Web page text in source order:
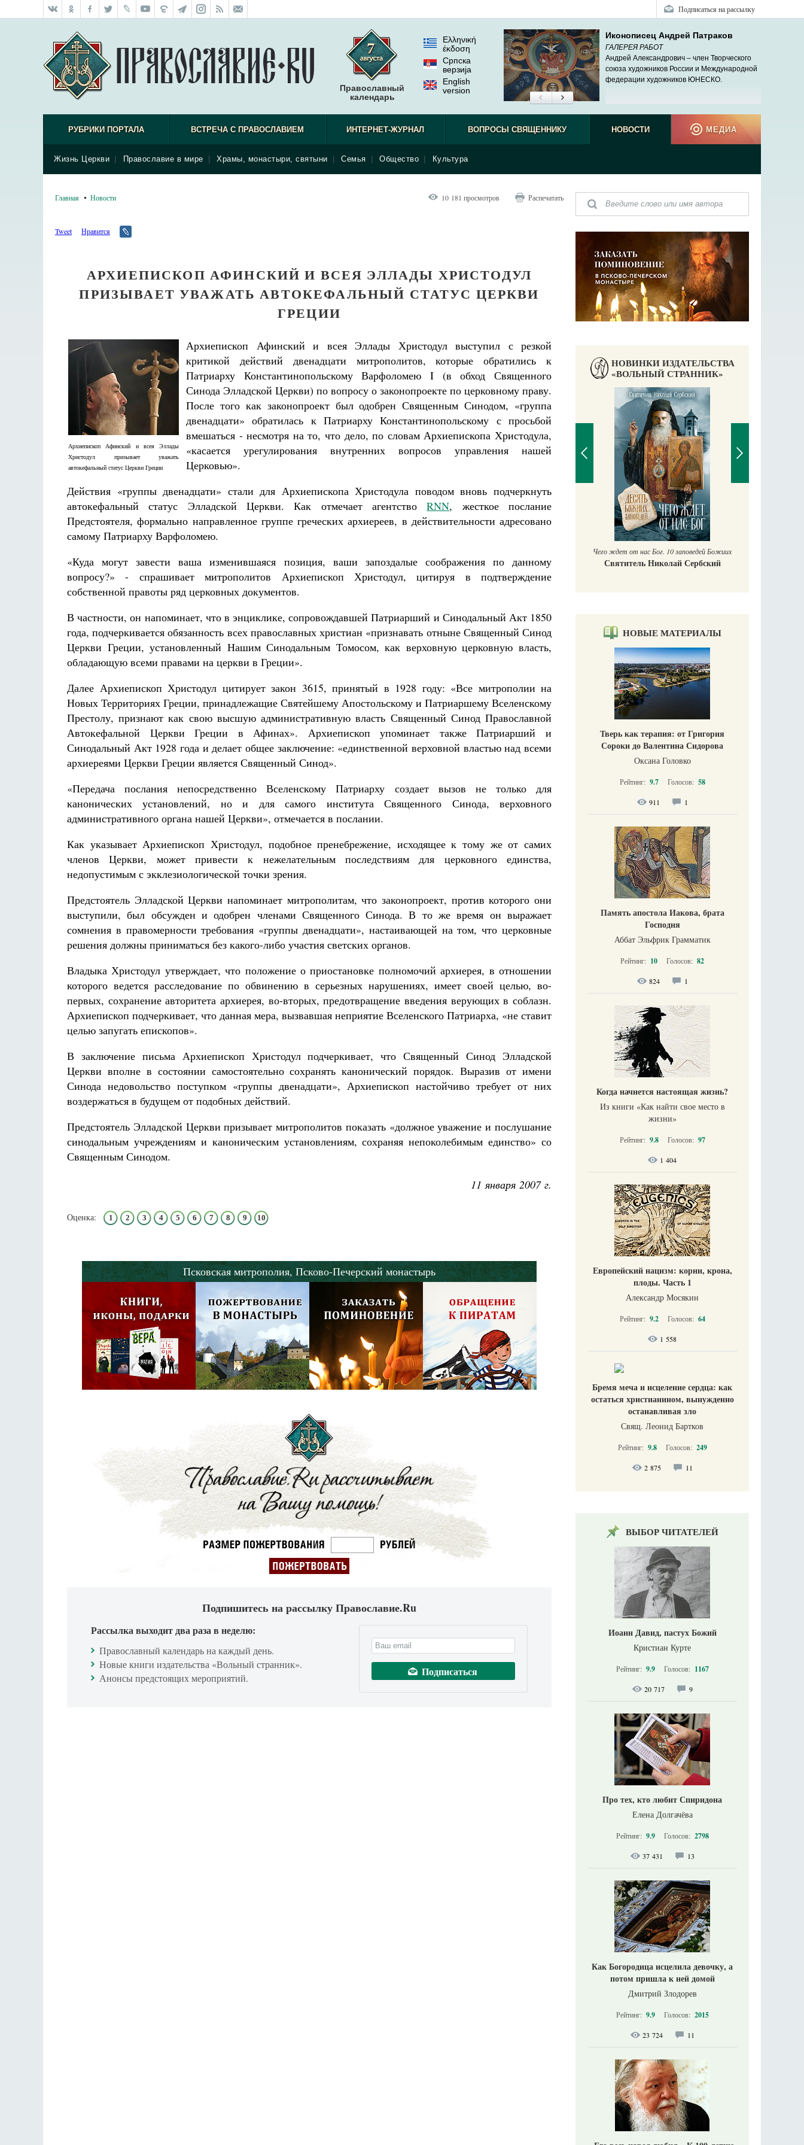
Подписаться на рассылку
Православный
календарь
Ελληνική
έκδοση
Српска
верзиjа
English
version
Иконописец Андрей Патраков
ГАЛЕРЕЯ РАБОТ
Андрей Александрович – член Творческого
союза художников России и Международной
федерации художников ЮНЕСКО.
РУБРИКИ ПОРТАЛА ВСТРЕЧА С ПРАВОСЛАВИЕМ ИНТЕРНЕТ-ЖУРНАЛ ВОПРОСЫ СВЯЩЕННИКУ НОВОСТИ
Жизнь Церкви Православие в мире Храмы, монастыри, святыни Семья Общество Культура
МЕДИА
Главная Новости 10 181 просмотров Распечатать
Tweet Нравится
АРХИЕПИСКОП АФИНСКИЙ И ВСЕЯ ЭЛЛАДЫ ХРИСТОДУЛ
ПРИЗЫВАЕТ УВАЖАТЬ АВТОКЕФАЛЬНЫЙ СТАТУС ЦЕРКВИ
ГРЕЦИИ
Архиепископ Афинский и всея Эллады
Христодул призывает уважать
автокефальный статус Церкви Греции
Архиепископ Афинский и всея Эллады Христодул выступил с резкой
критикой действий двенадцати митрополитов, которые обратились к
Патриарху Константинопольскому Варфоломею I (в обход Священного
Синода Элладской Церкви) по вопросу о законопроекте по церковному праву.
После того как законопроект был одобрен Священным Синодом, «группа
двенадцати» обратилась к Патриарху Константинопольскому с просьбой
вмешаться - несмотря на то, что дело, по словам Архиепископа Христодула,
«касается урегулирования внутренних вопросов управления нашей
Церковью».
Действия «группы двенадцати» стали для Архиепископа Христодула поводом вновь подчеркнуть
автокефальный статус Элладской Церкви. Как отмечает агентствоRNN, жесткое послание
Предстоятеля, формально направленное группе греческих архиереев, в действительности адресовано
самому Патриарху Варфоломею.
«Куда могут завести ваша изменившаяся позиция, ваши запоздалые соображения по данному
вопросу?» - спрашивает митрополитов Архиепископ Христодул, цитируя в подтверждение
собственной правоты ряд церковных документов.
В частности, он напоминает, что в энциклике, сопровождавшей Патриарший и Синодальный Акт 1850
года, подчеркивается обязанность всех православных христиан «признавать отныне Священный Синод
Церкви Греции, установленный Нашим Синодальным Томосом, как верховную церковную власть,
обладающую всеми правами на церкви в Греции».
Далее Архиепископ Христодул цитирует закон 3615, принятый в 1928 году: «Все митрополии на
Новых Территориях Греции, принадлежащие Святейшему Апостольскому и Патриаршему Вселенскому
Престолу, признают как свою высшую административную власть Священный Синод Православной
Автокефальной Церкви Греции в Афинах». Архиепископ упоминает также Патриарший и
Синодальный Акт 1928 года и делает общее заключение: «единственной верховной властью над всеми
архиереями Церкви Греции является Священный Синод».
«Передача послания непосредственно Вселенскому Патриарху создает вызов не только для
канонических установлений, но и для самого института Священного Синода, верховного
административного органа нашей Церкви», отмечается в послании.
Как указывает Архиепископ Христодул, подобное пренебрежение, исходящее к тому же от самих
членов Церкви, может привести к нежелательным последствиям для церковного единства,
недопустимым с экклезиологической точки зрения.
Предстоятель Элладской Церкви напоминает митрополитам, что законопроект, против которого они
выступили, был обсужден и одобрен членами Священного Синода. В то же время он выражает
сомнения в правомерности требования «группы двенадцати», настаивающей на том, что церковные
решения должны приниматься без какого-либо участия светских органов.
Владыка Христодул утверждает, что положение о приостановке полномочий архиерея, в отношении
которого ведется расследование по обвинению в серьезных нарушениях, имеет своей целью, во-
первых, сохранение авторитета архиерея, во-вторых, предотвращение введения верующих в соблазн.
Архиепископ подчеркивает, что данная мера, вызвавшая неприятие Вселенского Патриарха, «не ставит
целью запугать епископов».
В заключение письма Архиепископ Христодул подчеркивает, что Священный Синод Элладской
Церкви вполне в состоянии самостоятельно сохранять канонический порядок. Выразив от имени
Синода недовольство поступком «группы двенадцати», Архиепископ настойчиво требует от них
воздержаться в будущем от подобных действий.
Предстоятель Элладской Церкви призывает митрополитов показать «должное уважение и послушание
синодальным учреждениям и каноническим установлениям, сохраняя непоколебимым единство» со
Священным Синодом.
11 января 2007 г.
Оценка: 1 2 3 4 5 6 7 8 9 10
Псковская митрополия, Псково-Печерский монастырь
Подпишитесь на рассылку Православие.Ru
Рассылка выходит два раза в неделю:
Православный календарь на каждый день.
Новые книги издательства «Вольный странник».
Анонсы предстоящих мероприятий.
НОВИНКИ ИЗДАТЕЛЬСТВА
«ВОЛЬНЫЙ СТРАННИК»
Разлуки не будет
Кирилл Мурышев
Великомученик Георгий Победоносец. Научись у
Чего ждет от нас Бог. 10 заповедей Божиих
Святитель Николай Сербский
НОВЫЕ МАТЕРИАЛЫ
Тверь как терапия: от Григория
Сороки до Валентина Сидорова
Оксана Головко
Рейтинг: 9.7 Голосов: 58
911 1
Память апостола Иакова, брата
Господня
Аббат Эльфрик Грамматик
Рейтинг: 10 Голосов: 82
824 1
Когда начнется настоящая жизнь?
Из книги «Как найти свое место в
жизни​»
Рейтинг: 9.8 Голосов: 97
1 404
Европейский нацизм: корни, крона,
плоды. Часть 1
Александр Мосякин
Рейтинг: 9.2 Голосов: 64
1 558
Бремя меча и исцеление сердца: как
остаться христианином, вынужденно
останавливая зло
Свящ. Леонид Бартков
Рейтинг: 9.8 Голосов: 249
2 875 11
ВЫБОР ЧИТАТЕЛЕЙ
Иоанн Давид, пастух Божий
Кристиан Курте
Рейтинг: 9.9 Голосов: 1167
20 717 9
Про тех, кто любит Спиридона
Елена Долгачёва
Рейтинг: 9.9 Голосов: 2798
37 431 13
Как Богородица исцелила девочку, а
потом пришла к ней домой
Дмитрий Злодорев
Рейтинг: 9.9 Голосов: 2015
23 724 11